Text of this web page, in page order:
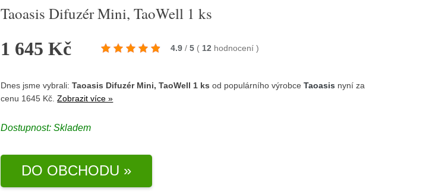
Taoasis Difuzér Mini, TaoWell 1 ks
1 645 Kč 4.9 / 5 ( 12 hodnocení)
Dnes jsme vybrali:Taoasis Difuzér Mini, TaoWell 1 ks od populárního výrobceTaoasis nyní za
cenu 1645 Kč.Zobrazit více »
Dostupnost:Skladem
DO OBCHODU »